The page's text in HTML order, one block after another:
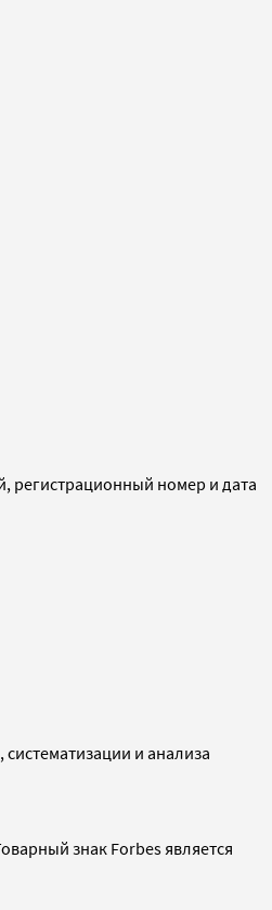
регистрационный номер и дата
и анализа
знак Forbes является